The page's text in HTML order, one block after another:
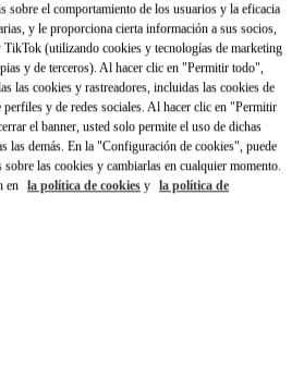
Link Opens in New Tab
sobre el comportamiento de los usuarios y la eficacia
y le proporciona cierta información a sus socios,
(utilizando cookies y tecnologías de marketing
y de terceros). Al hacer clic en "Permitir todo",
las cookies y rastreadores, incluidas las cookies de
perfiles y de redes sociales. Al hacer clic en "Permitir
el banner, usted solo permite el uso de dichas
las demás. En la "Configuración de cookies", puede
sobre las cookies y cambiarlas en cualquier momento.
en la política de cookies y la política de